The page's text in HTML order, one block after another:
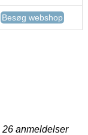
Besøg webshop
26 anmeldelser